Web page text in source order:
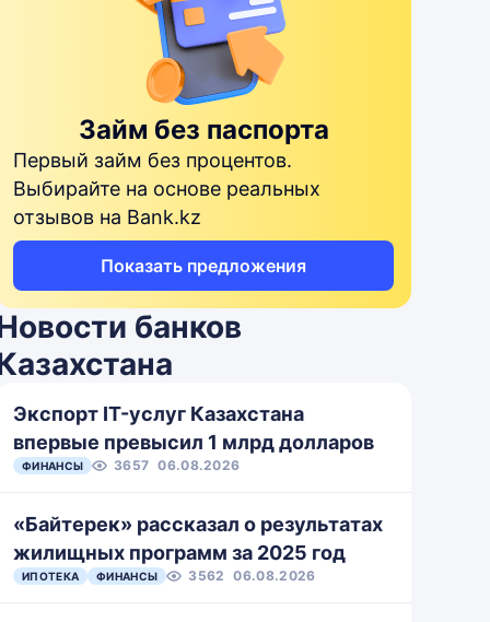
От 10 000
до 170 000
От 1 до
365 дней
От 10 000
до 200
000
От 7 дней
до 5 лет
От 1000
000 тенге
25 дней
от 20 000
до 180
От 3 до 12
месяцев
От 5 000
до 172000
до 5 лет
От 200
тыс. до 3
млн
Займ без паспорта
Первый займ без процентов.
Выбирайте на основе реальных
отзывов на Bank.kz
Показать предложения
банков
Экспорт IT-услуг Казахстана
впервые превысил 1 млрд долларов
ФИНАНСЫ 3657 06.08.2026
«Байтерек» рассказал о результатах
жилищных программ за 2025 год
ИПОТЕКА ФИНАНСЫ 3562 06.08.2026